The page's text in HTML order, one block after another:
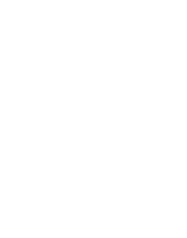
ウォレットやAPIなどの重
い、さまざまなサービス